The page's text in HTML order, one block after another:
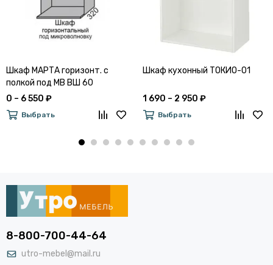
Шкаф МАРТА горизонт. с
полкой под МВ ВШ 60
0 – 6 550 ₽
Выбрать
Шкаф кухонный ТОКИО-01
1 690 – 2 950 ₽
Выбрать
8-800-700-44-64
utro-mebel@mail.ru